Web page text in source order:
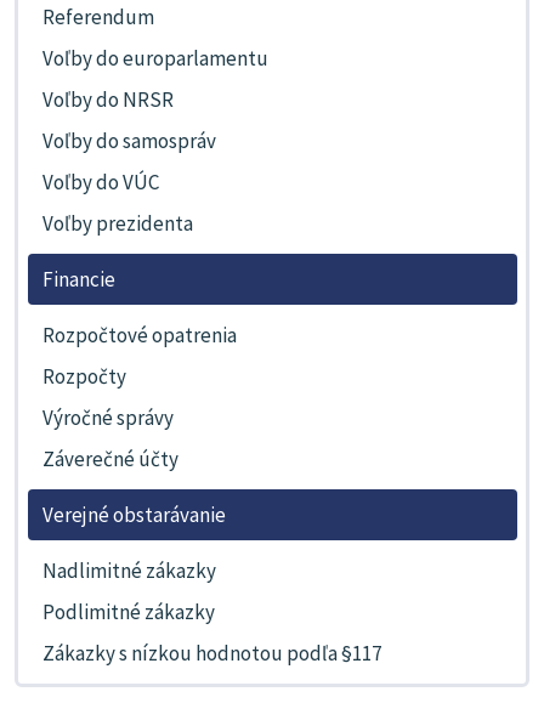
Referendum
Voľby do europarlamentu
Voľby do NRSR
Voľby do samospráv
Voľby do VÚC
Voľby prezidenta
Financie
Rozpočtové opatrenia
Rozpočty
Výročné správy
Záverečné účty
Verejné obstarávanie
Nadlimitné zákazky
Podlimitné zákazky
Zákazky s nízkou hodnotou podľa §117